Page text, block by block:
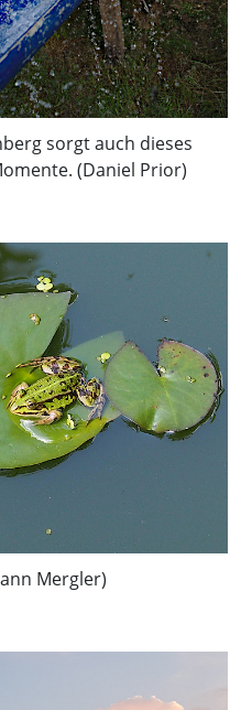
sorgt auch dieses
(Daniel Prior)
Mergler)